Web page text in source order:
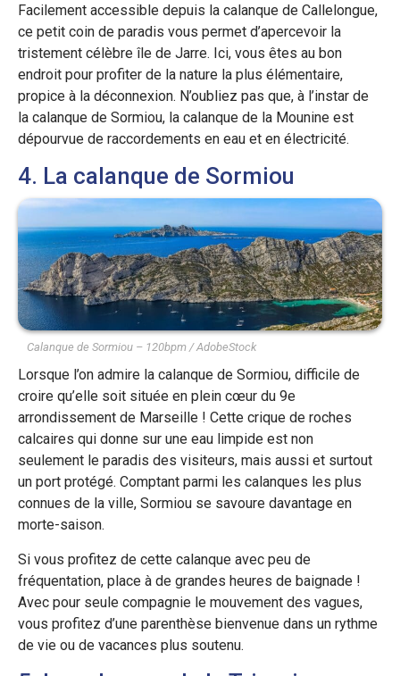
Facilement accessible depuis la calanque de Callelongue,
ce petit coin de paradis vous permet d’apercevoir la
tristement célèbre île de Jarre. Ici, vous êtes au bon
endroit pour profiter de la nature la plus élémentaire,
propice à la déconnexion. N’oubliez pas que, à l’instar de
la calanque de Sormiou, la calanque de la Mounine est
dépourvue de raccordements en eau et en électricité.
4. La calanque de Sormiou
Calanque de Sormiou – 120bpm / AdobeStock
Lorsque l’on admire la calanque de Sormiou, difficile de
croire qu’elle soit située en plein cœur du 9e
arrondissement de Marseille ! Cette crique de roches
calcaires qui donne sur une eau limpide est non
seulement le paradis des visiteurs, mais aussi et surtout
un port protégé. Comptant parmi les calanques les plus
connues de la ville, Sormiou se savoure davantage en
morte-saison.
Si vous profitez de cette calanque avec peu de
fréquentation, place à de grandes heures de baignade !
Avec pour seule compagnie le mouvement des vagues,
vous profitez d’une parenthèse bienvenue dans un rythme
de vie ou de vacances plus soutenu.